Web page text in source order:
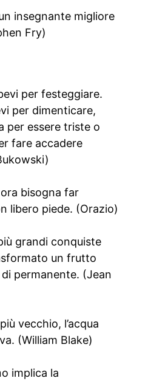
insegnante migliore
Fry)
per festeggiare.
per dimenticare,
per essere triste o
fare accadere
bisogna far
libero piede. (Orazio)
grandi conquiste
un frutto
permanente. (Jean
vecchio, l’acqua
(William Blake)
implica la